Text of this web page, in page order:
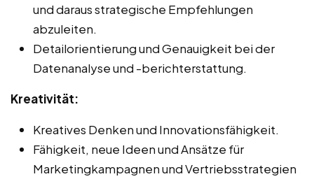
und daraus strategische Empfehlungen
abzuleiten.
Detailorientierung und Genauigkeit bei der
Datenanalyse und -berichterstattung.
Kreativität:
Kreatives Denken und Innovationsfähigkeit.
Fähigkeit, neue Ideen und Ansätze für
Marketingkampagnen und Vertriebsstrategien